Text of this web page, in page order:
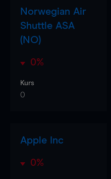
Norwegian Air
Shuttle ASA
(NO)
0%
Kurs
0
Apple Inc
0%